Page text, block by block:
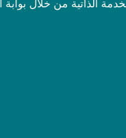
الذاتية من خلال بوابة